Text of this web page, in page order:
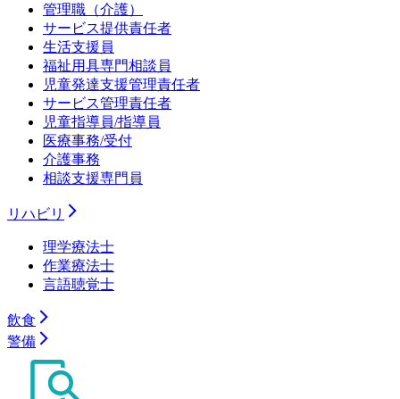
管理職（介護）
サービス提供責任者
生活支援員
福祉用具専門相談員
児童発達支援管理責任者
サービス管理責任者
児童指導員/指導員
医療事務/受付
介護事務
相談支援専門員
リハビリ
理学療法士
作業療法士
言語聴覚士
飲食
警備